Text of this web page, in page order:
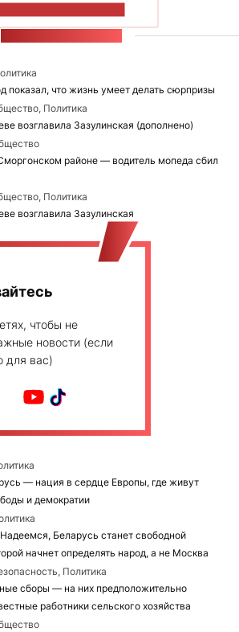
показал, что жизнь умеет делать сюрпризы
Политика
возглавила Зазулинская (дополнено)
районе — водитель мопеда сбил
Политика
возглавила Зазулинская
чтобы не
новости (если
для вас)
— нация в сердце Европы, где живут
и демократии
Беларусь станет свободной
начнет определять народ, а не Москва
Политика
сборы — на них предположительно
работники сельского хозяйства